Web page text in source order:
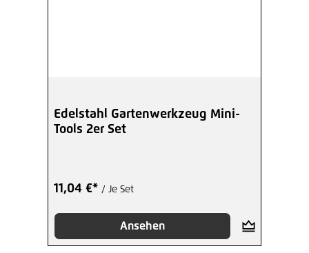
Edelstahl Gartenwerkzeug Mini-
Tools 2er Set
11,04 €* / Je Set
Ansehen